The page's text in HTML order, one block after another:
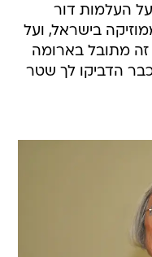
העלמות דור
בישראל, ועל
זה מתובל בארומה
הדביקו לך שטר